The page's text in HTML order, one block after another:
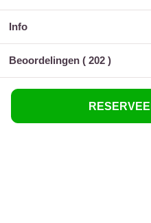
Info
Beoordelingen ( 202 )